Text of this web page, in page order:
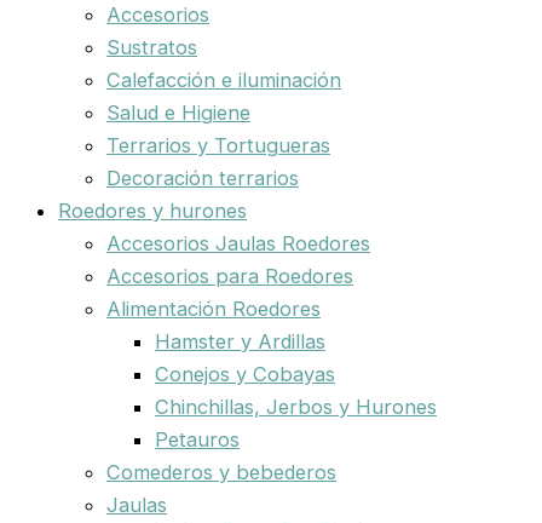
Accesorios
Sustratos
Calefacción e iluminación
Salud e Higiene
Terrarios y Tortugueras
Decoración terrarios
Roedores y hurones
Accesorios Jaulas Roedores
Accesorios para Roedores
Alimentación Roedores
Hamster y Ardillas
Conejos y Cobayas
Chinchillas, Jerbos y Hurones
Petauros
Comederos y bebederos
Jaulas